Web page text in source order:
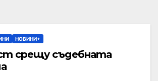
НОВИНИ+
срещу съдебната